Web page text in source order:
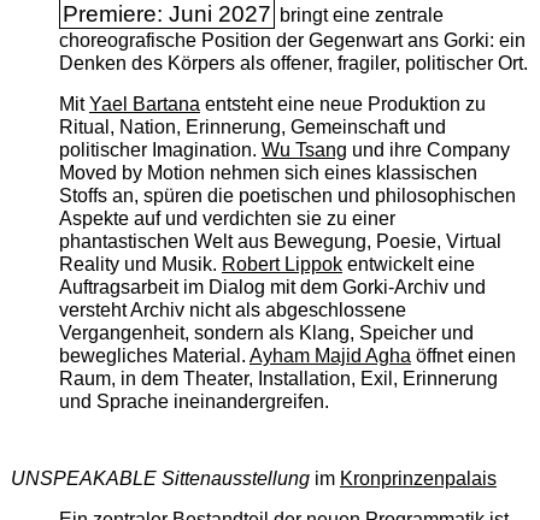
Premiere: Juni 2027 bringt eine zentrale
choreografische Position der Gegenwart ans Gorki: ein
Denken des Körpers als offener, fragiler, politischer Ort.
MitYael Bartanaentsteht eine neue Produktion zu
Ritual, Nation, Erinnerung, Gemeinschaft und
politischer Imagination. Wu Tsang und ihre Company
Moved by Motion nehmen sich eines klassischen
Stoffs an, spüren die poetischen und philosophischen
Aspekte auf und verdichten sie zu einer
phantastischen Welt aus Bewegung, Poesie, Virtual
Reality und Musik. Robert Lippokentwickelt eine
Auftragsarbeit im Dialog mit dem Gorki-Archiv und
versteht Archiv nicht als abgeschlossene
Vergangenheit, sondern als Klang, Speicher und
bewegliches Material. Ayham Majid Aghaöffnet einen
Raum, in dem Theater, Installation, Exil, Erinnerung
und Sprache ineinandergreifen.
UNSPEAKABLE Sittenausstellungim Kronprinzenpalais